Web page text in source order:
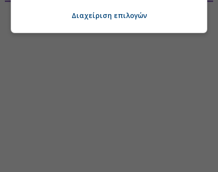
Διαχείριση επιλογών